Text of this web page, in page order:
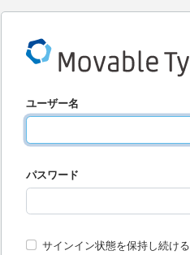
ユーザー名
パスワード
サインイン状態を保持し続ける